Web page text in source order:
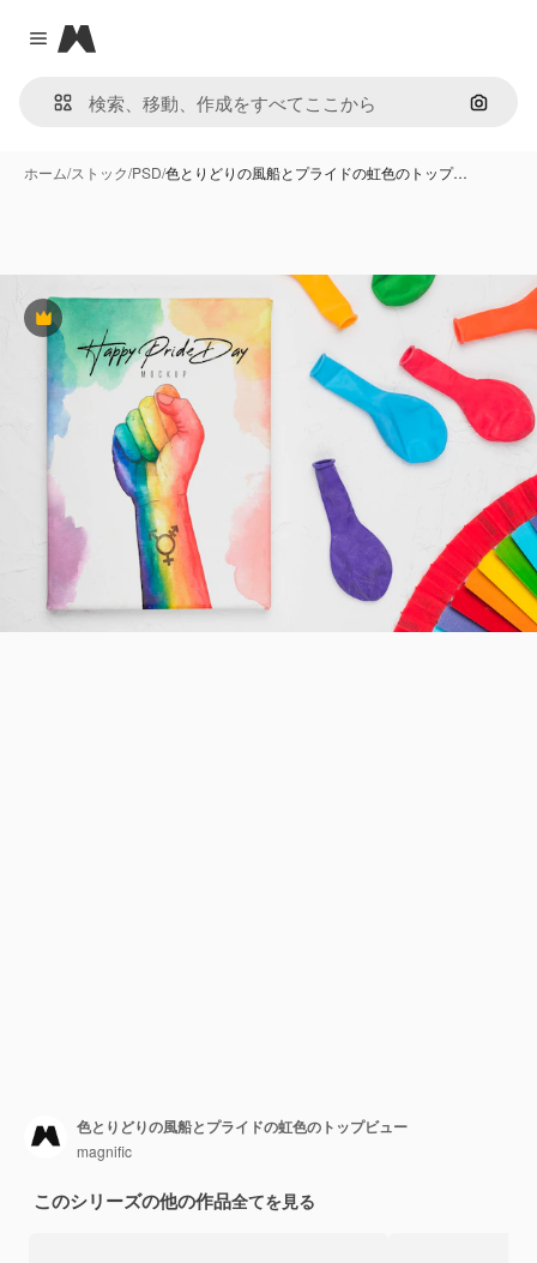
Close menu
Magnific
画像で
ホーム/ストック/PSD/色とりどりの風船とプライドの虹色のトップ…
Premium
色とりどりの風船とプライドの虹色のトップビュー
magnific
このシリーズの他の作品全てを見る